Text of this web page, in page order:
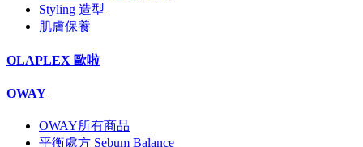
Styling 造型
肌膚保養
OLAPLEX 歐啦
OWAY
OWAY所有商品
平衡處方 Sebum Balance